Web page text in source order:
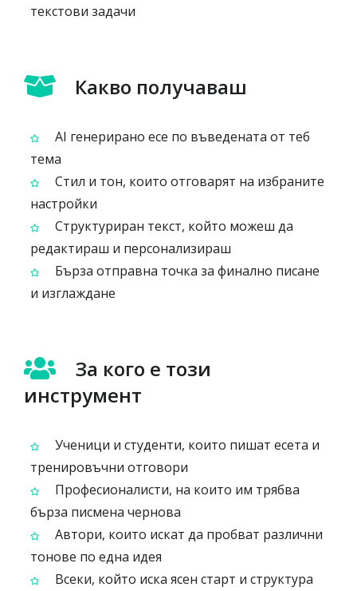
текстови задачи
Какво получаваш
AI генерирано есе по въведената от теб
тема
Стил и тон, които отговарят на избраните
настройки
Структуриран текст, който можеш да
редактираш и персонализираш
Бърза отправна точка за финално писане
и изглаждане
За кого е този
инструмент
Ученици и студенти, които пишат есета и
тренировъчни отговори
Професионалисти, на които им трябва
бърза писмена чернова
Автори, които искат да пробват различни
тонове по една идея
Всеки, който иска ясен старт и структура